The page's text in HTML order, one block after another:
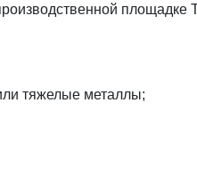
площадке
тяжелые металлы;